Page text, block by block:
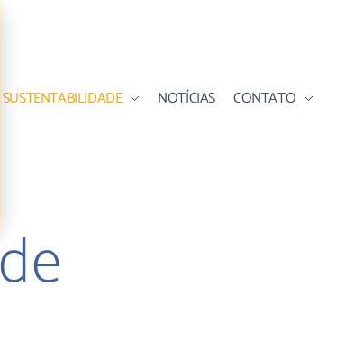
SUSTENTABILIDADE NOTÍCIAS CONTATO